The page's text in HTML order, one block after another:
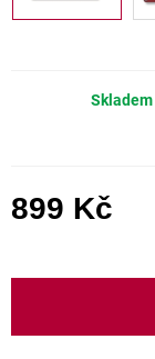
Skladem
899 Kč